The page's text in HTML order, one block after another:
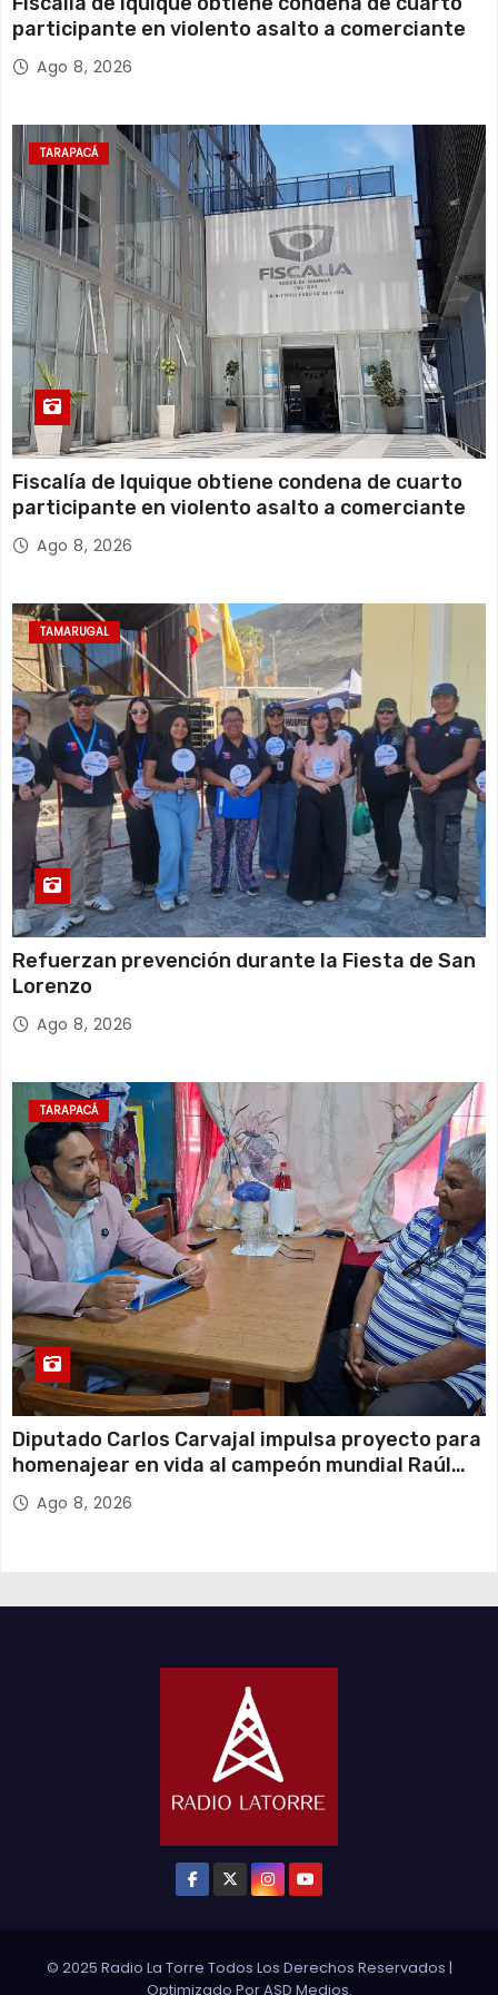
participante en violento asalto a comerciante
Ago 8, 2026
TARAPACÁ
Fiscalía de Iquique obtiene condena de cuarto
participante en violento asalto a comerciante
Ago 8, 2026
TAMARUGAL
Refuerzan prevención durante la Fiesta de San
Lorenzo
Ago 8, 2026
TARAPACÁ
Diputado Carlos Carvajal impulsa proyecto para
homenajear en vida al campeón mundial Raúl
Choque
Ago 8, 2026
© 2025 Radio La Torre Todos Los Derechos Reservados |
Optimizado PorASD Medios.